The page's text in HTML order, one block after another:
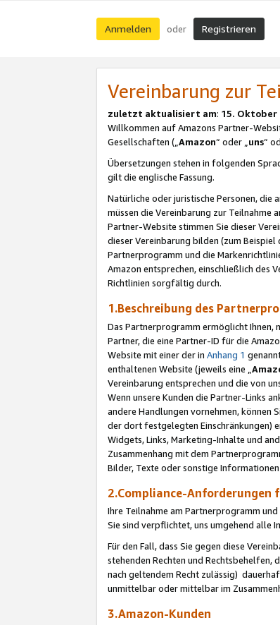
Anmelden oder Registrieren
Vereinbarung zur
zuletzt aktualisiert am: 15. Oktober
Willkommen auf Amazons Partner-
Gesellschaften („Amazon“ oder „uns“
Übersetzungen stehen in folgenden
gilt die englische Fassung.
Natürliche oder juristische Personen, die
müssen die Vereinbarung zur Teilnahme
Partner-Website stimmen Sie dieser
dieser Vereinbarung bilden (zum
Partnerprogramm und die
Amazon entsprechen, einschließlich des
Richtlinien sorgfältig durch.
1.Beschreibung des
Das Partnerprogramm ermöglicht
Partner, die eine Partner-ID für die
Website mit einer der in Anhang 1
enthaltenen Website (jeweils eine „
Vereinbarung entsprechen und die von
Wenn unsere Kunden die Partner-Links
andere Handlungen vornehmen, können
der dort festgelegten Einschränkungen)
Widgets, Links, Marketing-Inhalte und
Zusammenhang mit dem
Bilder, Texte oder sonstige
2.Compliance-Anforderungen
Ihre Teilnahme am Partnerprogramm
Sie sind verpflichtet, uns umgehend alle
Für den Fall, dass Sie gegen diese
stehenden Rechten und Rechtsbehelfen,
nach geltendem Recht zulässig)
unmittelbar oder mittelbar im
3.Amazon-Kunden